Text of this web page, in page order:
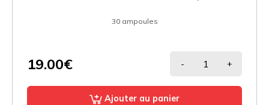
30 ampoules
19.00€ - +
Ajouter au panier